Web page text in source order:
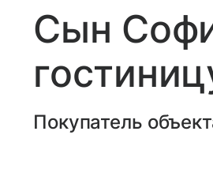
Сын
Покупатель